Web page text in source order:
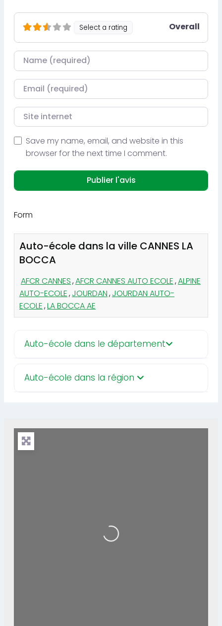
Select a rating Overall
Nom
Courriel
Site internet
Save my name, email, and website in this
browser for the next time I comment.
Form
Auto-école dans la ville CANNES LA
BOCCA
AFCR CANNES,AFCR CANNES AUTO ECOLE,ALPINE
AUTO-ECOLE,JOURDAN,JOURDAN AUTO-
ECOLE,LA BOCCA AE
Auto-école dans le département
Auto-école dans la région
Loading...